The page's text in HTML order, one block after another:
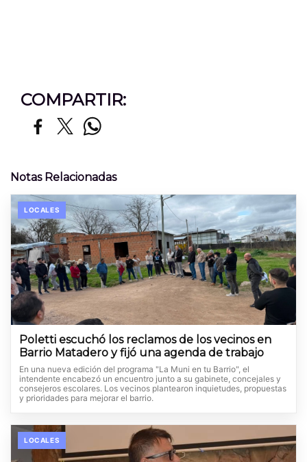
COMPARTIR:
Notas Relacionadas
LOCALES
Poletti escuchó los reclamos de los vecinos en
Barrio Matadero y fijó una agenda de trabajo
En una nueva edición del programa "La Muni en tu Barrio", el
intendente encabezó un encuentro junto a su gabinete, concejales y
consejeros escolares. Los vecinos plantearon inquietudes, propuestas
y prioridades para mejorar el barrio.
LOCALES